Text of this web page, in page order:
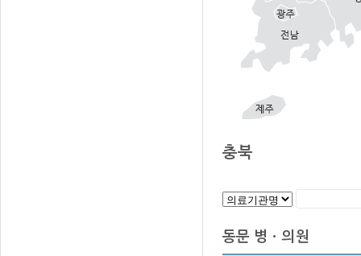
충북
동문 병ㆍ의원